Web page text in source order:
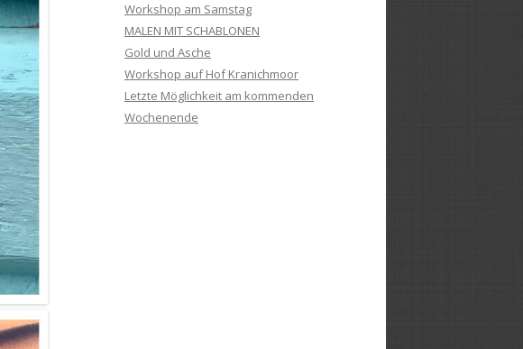
Workshop am Samstag
MALEN MIT SCHABLONEN
Gold und Asche
Workshop auf Hof Kranichmoor
Letzte Möglichkeit am kommenden
Wochenende